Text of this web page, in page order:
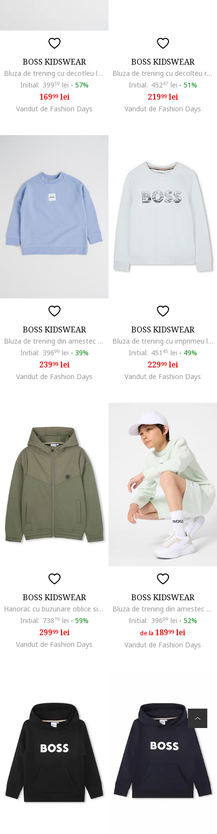
BOSS KIDSWEAR
Bluza de trening cu decotleu la baza gatului, Negru
Initial: 39959 lei - 57%
16999lei
Vandut de Fashion Days
BOSS KIDSWEAR
Bluza de trening cu decolteu rotund si imprimeu logo, Negru
Initial: 45247 lei - 51%
21999lei
Vandut de Fashion Days
BOSS KIDSWEAR
Bluza de trening din amestec de bumbac cu decolteu la baza gatului, Albastru deschis
Initial: 39699 lei - 39%
23999lei
Vandut de Fashion Days
BOSS KIDSWEAR
Bluza de trening cu imprimeu logo, Alb murdar
Initial: 451 45 lei - 49%
22999lei
Vandut de Fashion Days
BOSS KIDSWEAR
Hanorac cu buzunare oblice si fermoar, Verde sparanghel
Initial: 73819 lei - 59%
29999lei
Vandut de Fashion Days
BOSS KIDSWEAR
Bluza de trening din amestec de bumbac cu decolteu la baza gatului, Verde menta
Initial: 39699 lei - 52%
de la 18999lei
Vandut de Fashion Days